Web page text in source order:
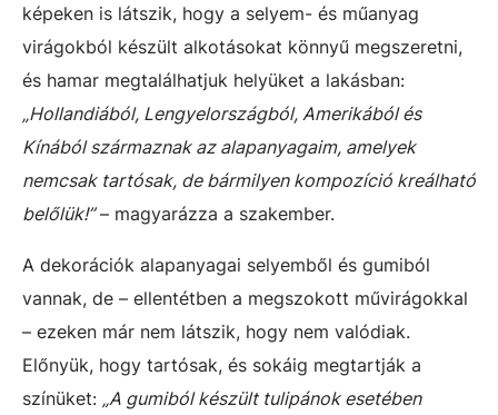
képeken is látszik, hogy a selyem- és műanyag
virágokból készült alkotásokat könnyű megszeretni,
és hamar megtalálhatjuk helyüket a lakásban:
„Hollandiából, Lengyelországból, Amerikából és
Kínából származnak az alapanyagaim, amelyek
nemcsak tartósak, de bármilyen kompozíció kreálható
belőlük!”– magyarázza a szakember.
A dekorációk alapanyagai selyemből és gumiból
vannak, de – ellentétben a megszokott művirágokkal
– ezeken már nem látszik, hogy nem valódiak.
Előnyük, hogy tartósak, és sokáig megtartják a
színüket: „A gumiból készült tulipánok esetében